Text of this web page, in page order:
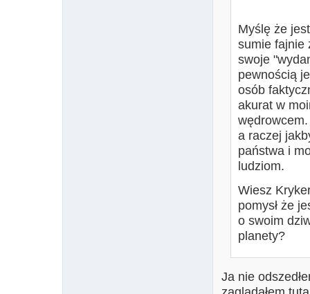
Myślę że
sumie fajnie
swoje
pewnością
osób
akurat w
a raczej
państwa i
ludziom.
Wiesz
pomysł że
o swoim
planety?
Ja nie